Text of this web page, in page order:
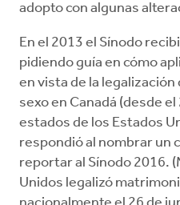
adopto con algunas
En el 2013 el Sínodo
pidiendo guía en cómo
en vista de la
sexo en Canadá (desde
estados de los Estados
respondió al nombrar un
reportar al Sínodo 2016.
Unidos legalizó